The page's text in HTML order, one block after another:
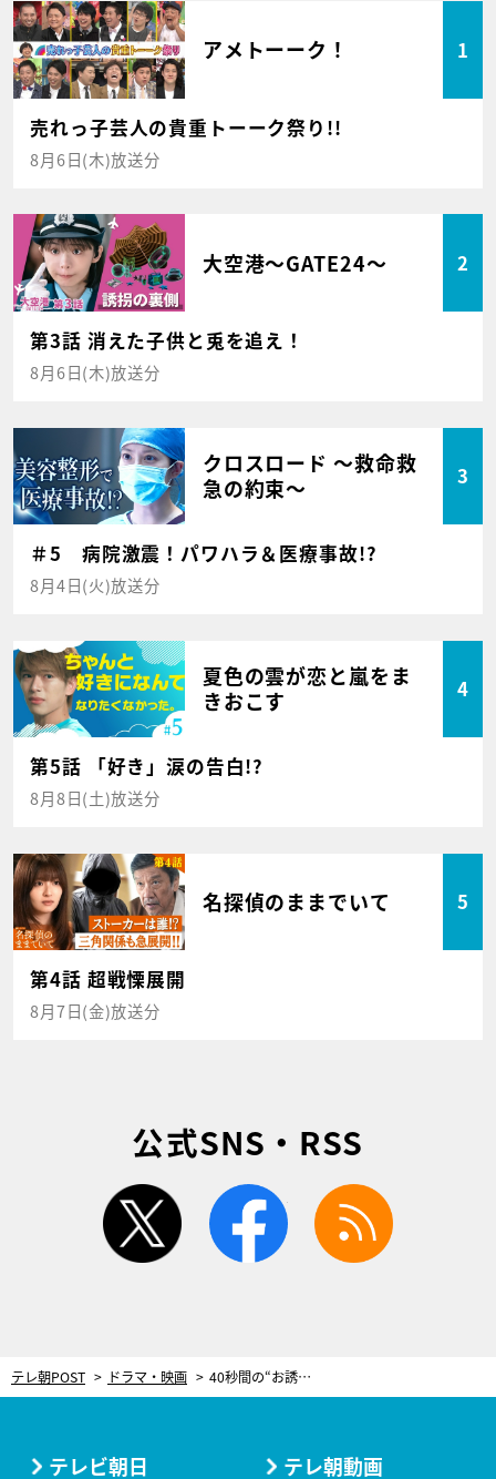
アメトーーク！ 1
売れっ子芸人の貴重トーーク祭り!!
8月6日(木)放送分
大空港～GATE24～ 2
第3話 消えた子供と兎を追え！
8月6日(木)放送分
クロスロード ～救命救
急の約束～
3
＃5 病院激震！パワハラ＆医療事故!?
8月4日(火)放送分
夏色の雲が恋と嵐をま
きおこす
4
第5話 「好き」涙の告白!?
8月8日(土)放送分
名探偵のままでいて 5
第4話 超戦慄展開
8月7日(金)放送分
公式SNS・RSS
twitter facebook
テレ朝POST ドラマ・映画 40秒間の“お誘い”ハグ！ドラマ『再会』竹内涼真、恋人との超密着シーンに「今彼女がいてよかった」
テレビ朝日 テレ朝動画